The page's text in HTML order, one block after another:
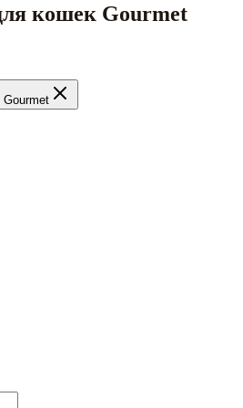
кошек Gourmet
Gourmet